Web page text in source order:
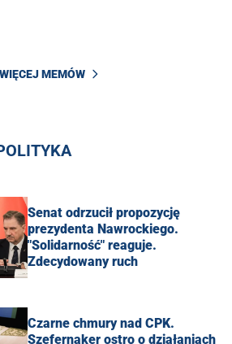
WIĘCEJ MEMÓW
Senat odrzucił propozycję
prezydenta Nawrockiego.
"Solidarność" reaguje.
Zdecydowany ruch
Czarne chmury nad CPK.
Szefernaker ostro o działaniach